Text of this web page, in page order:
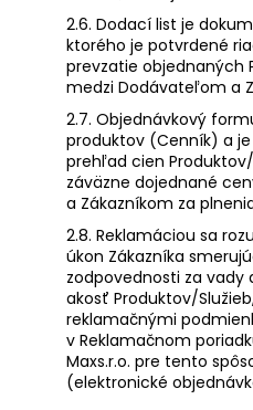
2.6. Dodací list je
ktorého je potvrdené
prevzatie objednaných
medzi Dodávateľom a
2.7. Objednávkový
produktov (Cenník) a
prehľad cien
záväzne dojednané
a Zákazníkom za
2.8. Reklamáciou sa
úkon Zákazníka
zodpovednosti za vady
akosť Produktov/
reklamačnými
v Reklamačnom
Maxs.r.o. pre tento
(elektronické